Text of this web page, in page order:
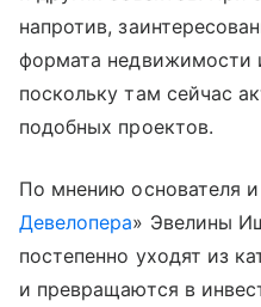
напротив,
формата недвижимости
поскольку там сейчас
подобных проектов.
По мнению основателя
Девелопера» Эвелины
постепенно уходят из
и превращаются в